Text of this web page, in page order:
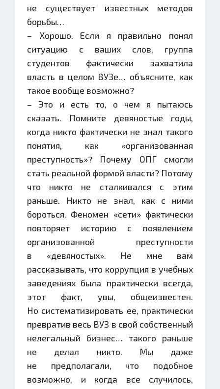
не существует известных методов
борьбы…
– Хорошо. Если я правильно понял
ситуацию с ваших слов, группа
студентов фактически захватила
власть в целом ВУЗе… объясните, как
такое вообще возможно?
– Это и есть то, о чем я пытаюсь
сказать. Помните девяностые годы,
когда никто фактически не знал такого
понятия, как «организованная
преступность»? Почему ОПГ смогли
стать реальной формой власти? Потому
что никто не сталкивался с этим
раньше. Никто не знал, как с ними
бороться. Феномен «сети» фактически
повторяет историю с появлением
организованной преступности
в «девяностых». Не мне вам
рассказывать, что коррупция в учебных
заведениях была практически всегда,
этот факт, увы, общеизвестен.
Но систематизировать ее, практически
превратив весь ВУЗ в свой собственный
нелегальный бизнес… такого раньше
не делал никто. Мы даже
не предполагали, что подобное
возможно, и когда все случилось,